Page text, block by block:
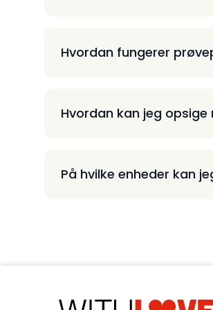
Hvordan fungerer
Hvordan kan jeg
På hvilke enheder kan